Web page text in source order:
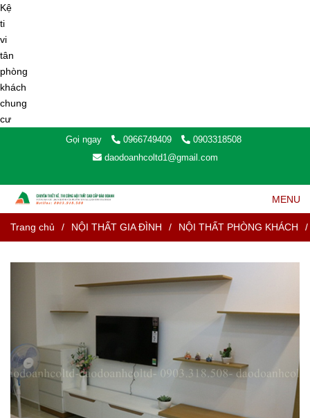
Gọi ngay 0966749409
0903318508
daodoanhcoltd1@gmail.com
MENU
Trang chủ / NỘI THẤT GIA ĐÌNH / NỘI THẤT PHÒNG KHÁCH /